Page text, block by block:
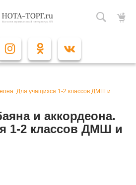
Для учащихся 1-2 классов ДМШ и
и аккордеона.
1-2 классов ДМШ и